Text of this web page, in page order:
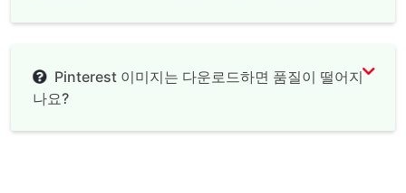
Pinterest 이미지는 다운로드하면 품질이 떨어지
나요?